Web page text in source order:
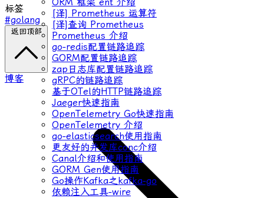
[译] Prometheus 运算符
[译]查询 Prometheus
Prometheus 介绍
go-redis配置链路追踪
GORM配置链路追踪
zap日志库配置链路追踪
gRPC的链路追踪
基于OTel的HTTP链路追踪
Jaeger快速指南
OpenTelemetry Go快速指南
OpenTelemetry 介绍
go-elasticsearch使用指南
更友好的并发库conc介绍
Canal介绍和使用指南
GORM Gen使用指南
Go操作Kafka之kafka-go
依赖注入工具-wire
标签
#golang
返回顶部
博客